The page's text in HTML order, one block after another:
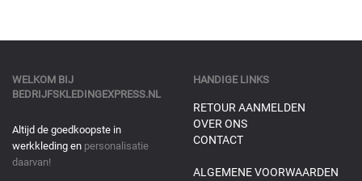
WELKOM BIJ
BEDRIJFSKLEDINGEXPRESS.NL
Altijd de goedkoopste in
werkkleding en personalisatie
daarvan!
HANDIGE LINKS
RETOUR AANMELDEN
OVER ONS
CONTACT
ALGEMENE VOORWAARDEN